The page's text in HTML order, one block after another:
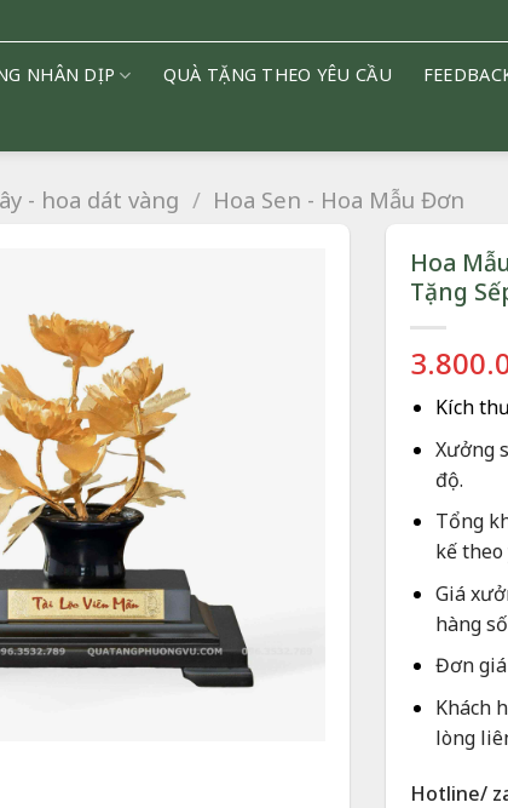
NHÂN DỊP QUÀ TẶNG THEO YÊU CẦU
- hoa dát vàng / Hoa Sen - Hoa Mẫu Đơn
Hoa
Tặng
Kích
Xưởng
độ.
Tổng
kế theo
Giá
hàng
Đơn giá
Khách
lòng
Hotline/